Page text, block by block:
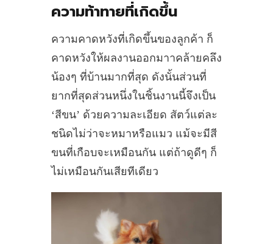
ความท้าทายที่เกิดขึ้น
ความคาดหวังที่เกิดขึ้นของลูกค้า ก็
คาดหวังให้ผลงานออกมาาคล้ายคลึง
น้องๆ ที่บ้านมากที่สุด ดังนั้นส่วนที่
ยากที่สุดส่วนหนึ่งในชิ้นงานนี้จึงเป็น
‘สีขน’ ด้วยความละเอียด สัตว์แต่ละ
ชนิดไม่ว่าจะหมาหรือแมว แม้จะมีสี
ขนที่เกือบจะเหมือนกัน แต่ถ้าดูดีๆ ก็
ไม่เหมือนกันเสียทีเดียว